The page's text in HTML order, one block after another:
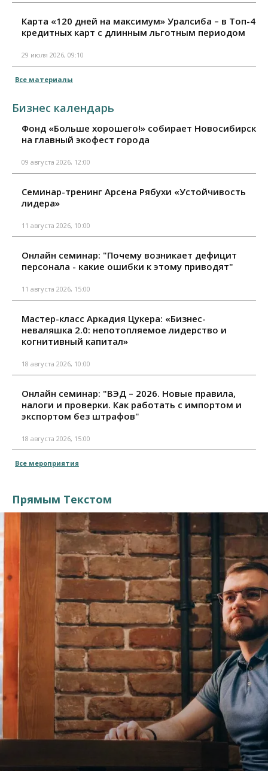
Карта «120 дней на максимум» Уралсиба – в Топ-4
кредитных карт с длинным льготным периодом
29 июля 2026, 09:10
Все материалы
Бизнес календарь
Фонд «Больше хорошего!» собирает Новосибирск
на главный экофест города
09 августа 2026, 12:00
Семинар-тренинг Арсена Рябухи «Устойчивость
лидера»
11 августа 2026, 10:00
Онлайн семинар: "Почему возникает дефицит
персонала - какие ошибки к этому приводят"
11 августа 2026, 15:00
Мастер-класс Аркадия Цукера: «Бизнес-
неваляшка 2.0: непотопляемое лидерство и
когнитивный капитал»
18 августа 2026, 10:00
Онлайн семинар: "ВЭД – 2026. Новые правила,
налоги и проверки. Как работать с импортом и
экспортом без штрафов"
18 августа 2026, 15:00
Все мероприятия
Прямым Текстом